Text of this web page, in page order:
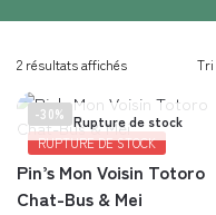
2 résultats affichés
-30%
RUPTURE DE STOCK
Rupture de stock
Pin’s Mon Voisin Totoro
Chat-Bus & Mei